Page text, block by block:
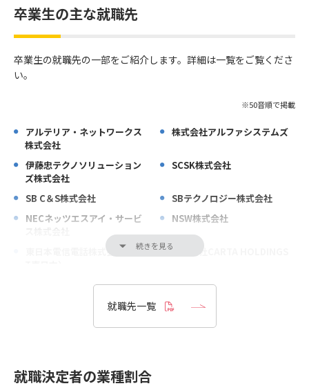
卒業生の主な就職先
卒業生の就職先の一部をご紹介します。詳細は一覧をご覧くださ
い。
※50音順で掲載
アルテリア・ネットワークス
株式会社
株式会社アルファシステムズ
伊藤忠テクノソリューション
ズ株式会社
SCSK株式会社
SB C＆S株式会社
SBテクノロジー株式会社
NECネッツエスアイ・サービ
ス株式会社
NSW株式会社
東日本電信電話株式会社（NT
株式会社CARTA HOLDINGS
株式会社サイバーエージェン
Sansan株式会社
Sky株式会社
就職先一覧
就職決定者の業種割合